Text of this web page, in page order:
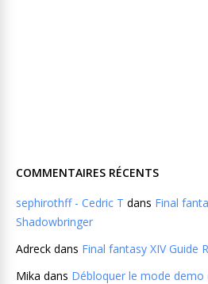
COMMENTAIRES RÉCENTS
sephirothff - Cedric T dans Final
Shadowbringer
Adreck dans Final fantasy XIV Guide
Mika dans Débloquer le mode demo